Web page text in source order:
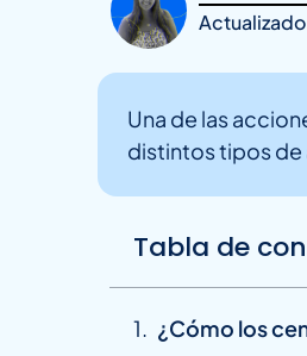
Una de las
distintos tipos de
Tabla de
¿Cómo los